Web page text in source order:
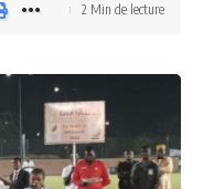
2 Min de lecture